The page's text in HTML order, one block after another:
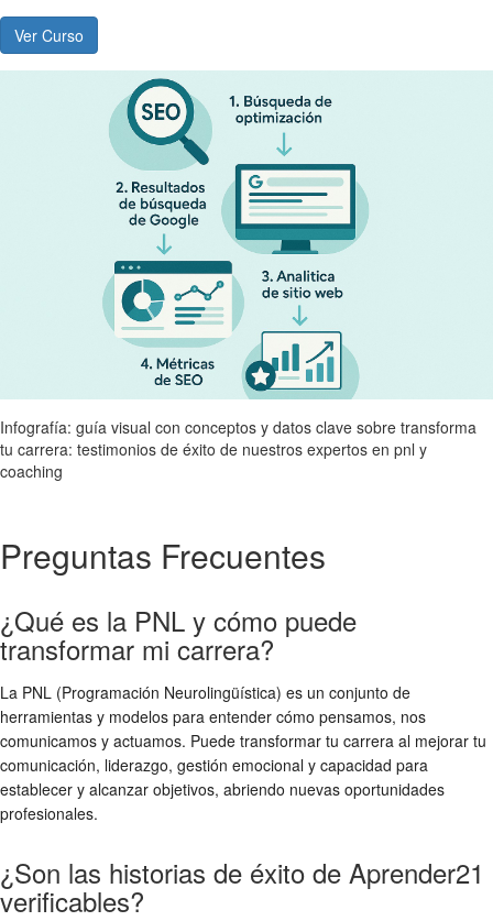
Ver Curso
Infografía: guía visual con conceptos y datos clave sobre transforma
tu carrera: testimonios de éxito de nuestros expertos en pnl y
coaching
Preguntas Frecuentes
¿Qué es la PNL y cómo puede
transformar mi carrera?
La PNL (Programación Neurolingüística) es un conjunto de
herramientas y modelos para entender cómo pensamos, nos
comunicamos y actuamos. Puede transformar tu carrera al mejorar tu
comunicación, liderazgo, gestión emocional y capacidad para
establecer y alcanzar objetivos, abriendo nuevas oportunidades
profesionales.
¿Son las historias de éxito de Aprender21
verificables?